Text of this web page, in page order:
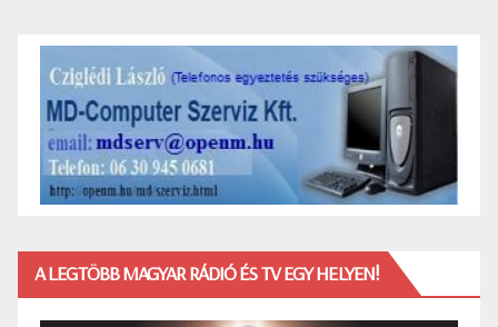
A LEGTÖBB MAGYAR RÁDIÓ ÉS TV EGY HELYEN!